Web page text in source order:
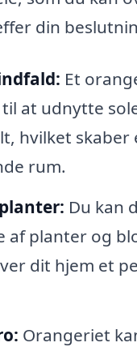
din
Et
at udnytte
hvilket skaber
rum.
Du kan
af planter og
dit hjem et
Orangeriet